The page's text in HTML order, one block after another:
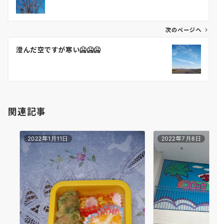
ン
次のページへ
澄んだ空ですが寒い🥶🥶🥶
関連記事
2022年1月11日 2022年7月8日